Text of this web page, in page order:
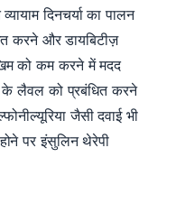
दिनचर्या का पालन
करने और डायबिटीज़
को कम करने में मदद
लैवल को प्रबंधित करने
जैसी दवाई भी
पर इंसुलिन थेरेपी